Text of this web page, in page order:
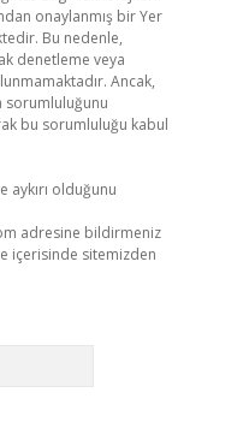
onaylanmış bir Yer
Bu nedenle,
denetleme veya
Ancak,
sorumluluğunu
bu sorumluluğu kabul
aykırı olduğunu
adresine bildirmeniz
içerisinde sitemizden